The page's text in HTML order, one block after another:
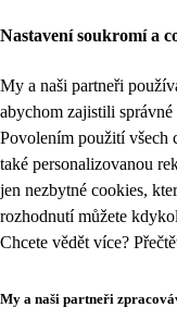
Nastavení soukromí a
My a naši partneři
abychom zajistili
Povolením použití všech
také personalizovanou
jen nezbytné cookies,
rozhodnutí můžete
Chcete vědět více?
My a naši partneři